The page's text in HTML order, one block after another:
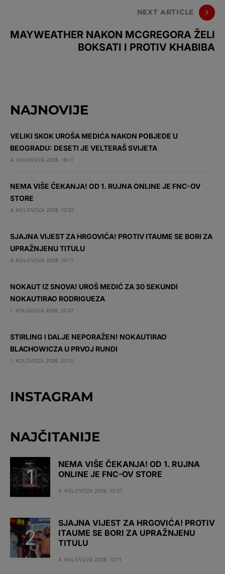
NEXT ARTICLE
MAYWEATHER NAKON MCGREGORA ŽELI
BOKSATI I PROTIV KHABIBA
NAJNOVIJE
VELIKI SKOK UROŠA MEDIĆA NAKON POBJEDE U
BEOGRADU: DESETI JE VELTERAŠ SVIJETA
4. KOLOVOZA 2026. 16:11
NEMA VIŠE ČEKANJA! OD 1. RUJNA ONLINE JE FNC-OV
STORE
4. KOLOVOZA 2026. 12:07
SJAJNA VIJEST ZA HRGOVIĆA! PROTIV ITAUME SE BORI ZA
UPRAŽNJENU TITULU
4. KOLOVOZA 2026. 10:11
NOKAUT IZ SNOVA! UROŠ MEDIĆ ZA 30 SEKUNDI
NOKAUTIRAO RODRIGUEZA
1. KOLOVOZA 2026. 21:37
STIRLING I DALJE NEPORAŽEN! NOKAUTIRAO
BLACHOWICZA U PRVOJ RUNDI
1. KOLOVOZA 2026. 21:10
INSTAGRAM
NAJČITANIJE
NEMA VIŠE ČEKANJA! OD 1. RUJNA
ONLINE JE FNC-OV STORE
4. KOLOVOZA 2026. 12:07
SJAJNA VIJEST ZA HRGOVIĆA! PROTIV
ITAUME SE BORI ZA UPRAŽNJENU
TITULU
4. KOLOVOZA 2026. 10:11